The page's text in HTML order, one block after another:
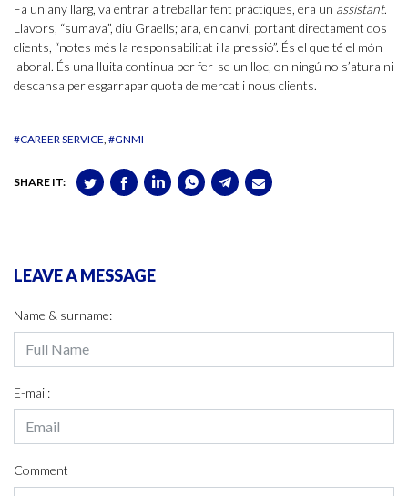
Fa un any llarg, va entrar a treballar fent pràctiques, era un assistant.
Llavors, “sumava”, diu Graells; ara, en canvi, portant directament dos
clients, “notes més la responsabilitat i la pressió”. És el que té el món
laboral. És una lluita continua per fer-se un lloc, on ningú no s’atura ni
descansa per esgarrapar quota de mercat i nous clients.
#CAREER SERVICE #GNMI
SHARE IT:
LEAVE A MESSAGE
Name & surname:
E-mail:
Comment